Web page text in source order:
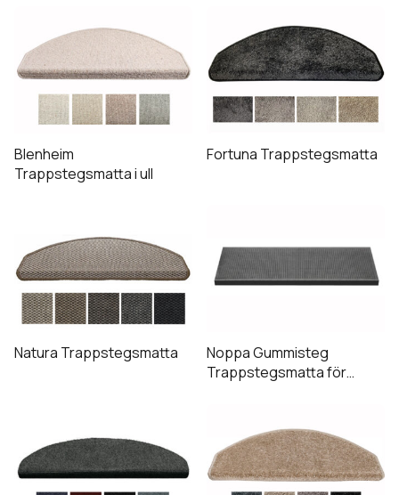
Modernamattor
Naturmattor
Patchwork
Plast & Garnmattor
Röllakan & Ullmattor
Utomhusmattor
Wiltonmattor
Övriga mattor
Heltäckningsmattor
Expandera
undermeny
undermeny
Tillbehör
Expandera
undermeny
Blenheim
Trappstegsmatta i ull
Fortuna Trappstegsmatta
Natura Trappstegsmatta
Noppa Gummisteg
Trappstegsmatta för